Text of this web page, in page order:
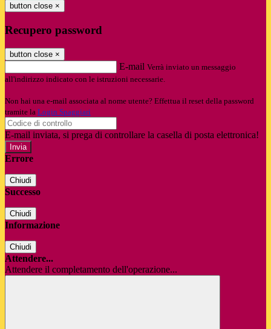
button close ×
Recupero password
button close ×
E-mail Verrà inviato un messaggio
all'indirizzo indicato con le istruzioni necessarie.
Non hai una e-mail associata al nome utente? Effettua il reset della password
tramite la Login Spaggiari
E-mail inviata, si prega di controllare la casella di posta elettronica!
Errore
Chiudi
Successo
Chiudi
Informazione
Chiudi
Attendere...
Attendere il completamento dell'operazione...